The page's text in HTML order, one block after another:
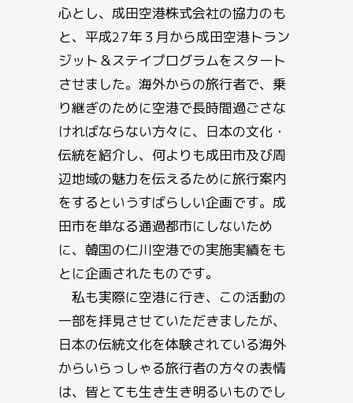
心とし、成田空港株式会社の協力のも
と、平成27年３月から成田空港トラン
ジット＆ステイプログラムをスタート
させました。海外からの旅行者で、乗
り継ぎのために空港で長時間過ごさな
ければならない方々に、日本の文化・
伝統を紹介し、何よりも成田市及び周
辺地域の魅力を伝えるために旅行案内
をするというすばらしい企画です。成
田市を単なる通過都市にしないため
に、韓国の仁川空港での実施実績をも
とに企画されたものです。
私も実際に空港に行き、この活動の
一部を拝見させていただきましたが、
日本の伝統文化を体験されている海外
からいらっしゃる旅行者の方々の表情
は、皆とても生き生き明るいものでし